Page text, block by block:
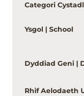
Categori
Ysgol | School
Dyddiad Geni |
Rhif Aelodaeth